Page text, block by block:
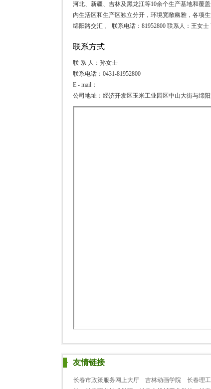
河北、新疆、吉林及黑龙江等10余个生产基地和覆
内生活区和生产区独立分开，环境宽敞幽雅，各项
绵阳路交汇 。 联系电话：81952800 联系人：王女
联系方式
联 系 人：孙女士
联系电话：0431-81952800
E - mail：
公司地址：经济开发区玉米工业园区中山大街与绵
友情链接
长春市政策服务网上大厅 吉林动画学院 长春理